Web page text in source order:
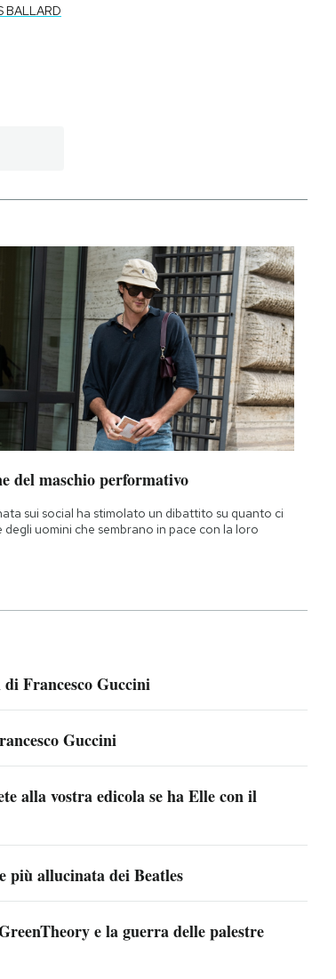
BALLARD
del maschio performativo
sui social ha stimolato un dibattito su quanto ci
degli uomini che sembrano in pace con la loro
di Francesco Guccini
Guccini
alla vostra edicola se ha Elle con il
più allucinata dei Beatles
e la guerra delle palestre